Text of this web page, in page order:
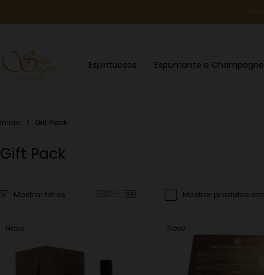
Espirituosos Espumante e Champagne
Início Gift Pack
Gift Pack
Mostrar produtos
Novo Novo